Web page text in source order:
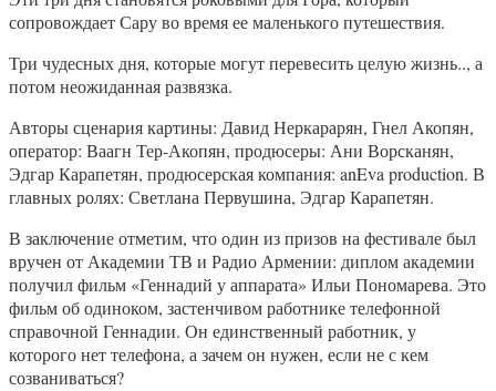
сопровождает Сару во время ее маленького путешествия.
Три чудесных дня, которые могут перевесить целую жизнь.., а
потом неожиданная развязка.
Авторы сценария картины: Давид Неркарарян, Гнел Акопян,
оператор: Ваагн Тер-Акопян, продюсеры: Ани Ворсканян,
Эдгар Карапетян, продюсерская компания: anEva production. В
главных ролях: Светлана Первушина, Эдгар Карапетян.
В заключение отметим, что один из призов на фестивале был
вручен от Академии ТВ и Радио Армении: диплом академии
получил фильм «Геннадий у аппарата» Ильи Пономарева. Это
фильм об одиноком, за­стенчивом работнике телефонной
справочной Геннадии. Он единственный работ­ник, у
которого нет телефона, а зачем он нужен, если не с кем
созванивать­ся?